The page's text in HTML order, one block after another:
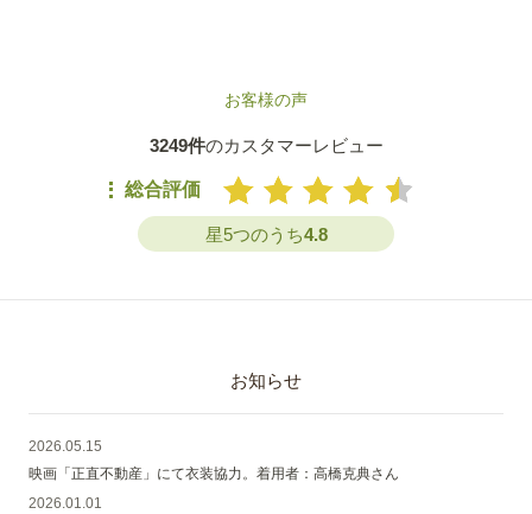
お客様の声
3249件のカスタマーレビュー
総合評価
星5つのうち4.8
お知らせ
2026.05.15
映画「正直不動産」にて衣装協力。着用者：高橋克典さん
2026.01.01